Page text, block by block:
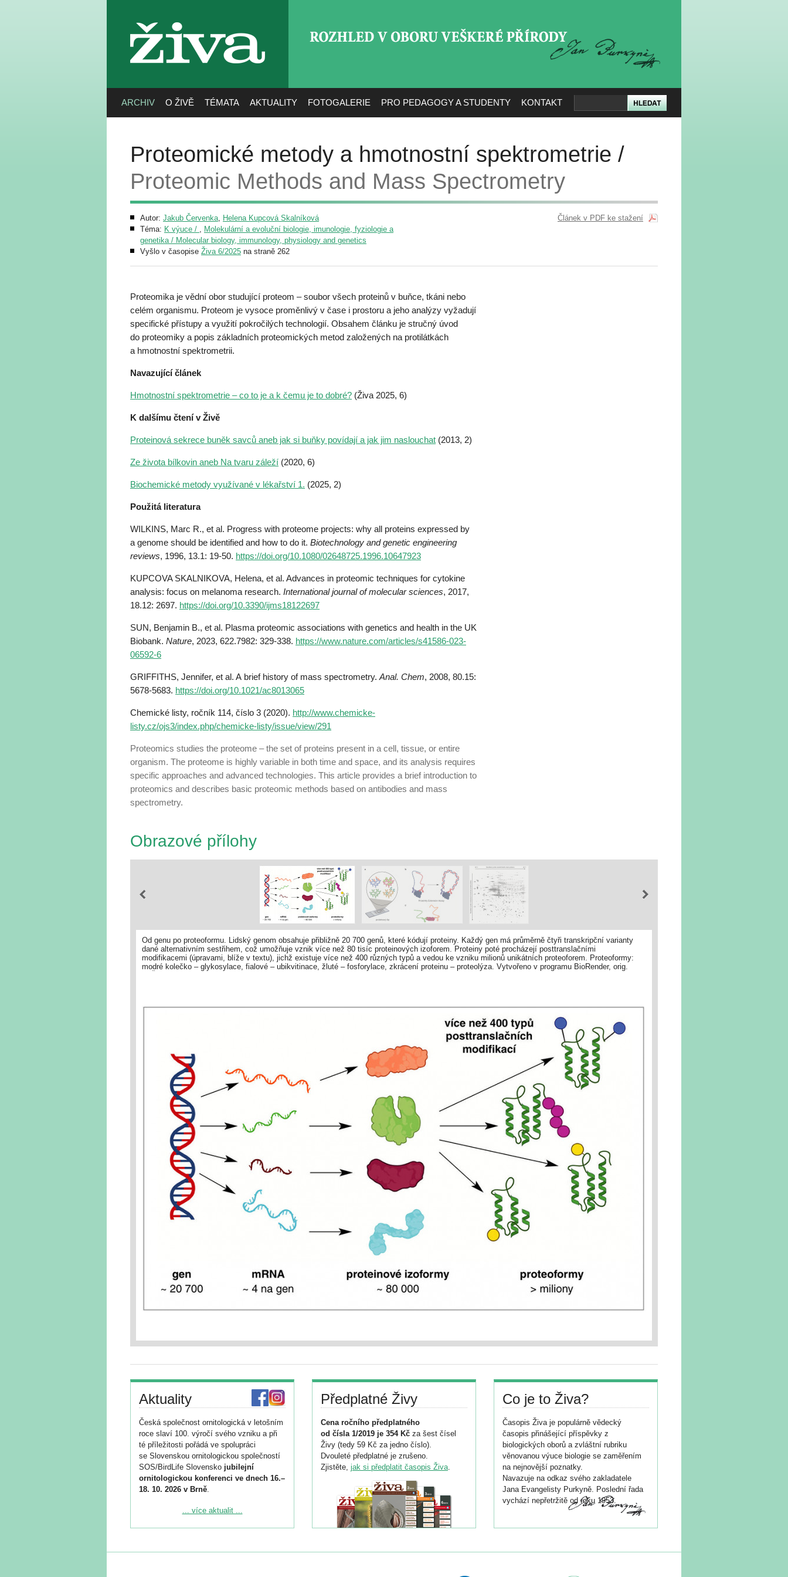
živa
ARCHIV O ŽIVĚ TÉMATA AKTUALITY FOTOGALERIE PRO PEDAGOGY A STUDENTY KONTAKT
Proteomické metody a hmotnostní spektrometrie /
Proteomic Methods and Mass Spectrometry
Autor: Jakub Červenka, Helena Kupcová Skalníková
Téma: K výuce / , Molekulární a evoluční biologie, imunologie, fyziologie a
genetika / Molecular biology, immunology, physiology and genetics
Vyšlo v časopise Živa 6/2025 na straně 262
Článek v PDF ke stažení
Proteomika je vědní obor studující proteom – soubor všech proteinů v buňce, tkáni nebo
celém organismu. Proteom je vysoce proměnlivý v čase i prostoru a jeho analýzy vyžadují
specifické přístupy a využití pokročilých technologií. Obsahem článku je stručný úvod
do proteomiky a popis základních proteomických metod založených na protilátkách
a hmotnostní spektrometrii.
Navazující článek
Hmotnostní spektrometrie – co to je a k čemu je to dobré? (Živa 2025, 6)
K dalšímu čtení v Živě
Proteinová sekrece buněk savců aneb jak si buňky povídají a jak jim naslouchat (2013, 2)
Ze života bílkovin aneb Na tvaru záleží (2020, 6)
Biochemické metody využívané v lékařství 1. (2025, 2)
Použitá literatura
WILKINS, Marc R., et al. Progress with proteome projects: why all proteins expressed by
a genome should be identified and how to do it. Biotechnology and genetic engineering
reviews, 1996, 13.1: 19-50. https://doi.org/10.1080/02648725.1996.10647923
KUPCOVA SKALNIKOVA, Helena, et al. Advances in proteomic techniques for cytokine
analysis: focus on melanoma research. International journal of molecular sciences, 2017,
18.12: 2697. https://doi.org/10.3390/ijms18122697
SUN, Benjamin B., et al. Plasma proteomic associations with genetics and health in the UK
Biobank. Nature, 2023, 622.7982: 329-338. https://www.nature.com/articles/s41586-023-
06592-6
GRIFFITHS, Jennifer, et al. A brief history of mass spectrometry. Anal. Chem, 2008, 80.15:
5678-5683. https://doi.org/10.1021/ac8013065
Chemické listy, ročník 114, číslo 3 (2020). http://www.chemicke-
listy.cz/ojs3/index.php/chemicke-listy/issue/view/291
Proteomics studies the proteome – the set of proteins present in a cell, tissue, or entire
organism. The proteome is highly variable in both time and space, and its analysis requires
specific approaches and advanced technologies. This article provides a brief introduction to
proteomics and describes basic proteomic methods based on antibodies and mass
spectrometry.
Obrazové přílohy
Od genu po proteoformu. Lidský genom obsahuje přibližně 20 700 genů, které kódují proteiny. Každý gen má průměrně čtyři transkripční varianty
dané alternativním sestřihem, což umožňuje vznik více než 80 tisíc proteinových izoforem. Proteiny poté procházejí posttranslačními
modifikacemi (úpravami, blíže v textu), jichž existuje více než 400 různých typů a vedou ke vzniku milionů unikátních proteoforem. Proteoformy:
modré kolečko – glykosylace, fialové – ubikvitinace, žluté – fosforylace, zkrácení proteinu – proteolýza. Vytvořeno v programu BioRender, orig.
Aktuality
Česká společnost ornitologická v letošním
roce slaví 100. výročí svého vzniku a při
té příležitosti pořádá ve spolupráci
se Slovenskou ornitologickou společností
SOS/BirdLife Slovensko jubilejní
ornitologickou konferenci ve dnech 16.–
18. 10. 2026 v Brně.
Podrobnější informace ke konferenci
Registrovat se můžete do 6. září.
... více aktualit ...
Předplatné Živy
Cena ročního předplatného
od čísla 1/2019 je 354 Kč za šest čísel
Živy (tedy 59 Kč za jedno číslo).
Dvouleté předplatné je zrušeno.
Zjistěte, jak si předplatit časopis Živa.
Co je to Živa?
Časopis Živa je populárně vědecký
časopis přinášející příspěvky z
biologických oborů a zvláštní rubriku
věnovanou výuce biologie se zaměřením
na nejnovější poznatky.
Navazuje na odkaz svého zakladatele
Jana Evangelisty Purkyně. Poslední řada
vychází nepřetržitě od roku 1953.